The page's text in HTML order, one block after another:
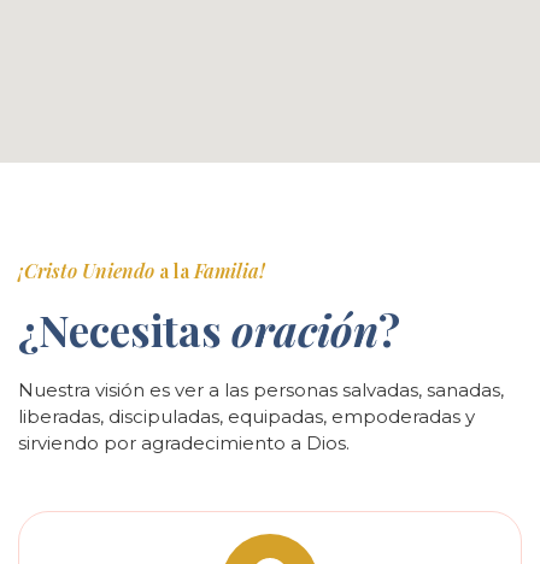
¡Cristo Uniendo a la Familia!
¿Necesitasoración?
Nuestra visión es ver a las personas salvadas, sanadas,
liberadas, discipuladas, equipadas, empoderadas y
sirviendo por agradecimiento a Dios.